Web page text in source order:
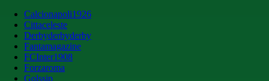
Calcionapoli1926
Cittaceleste
Derbyderbyderby
Fantamagazine
FCInter1908
Forzaroma
Golssip